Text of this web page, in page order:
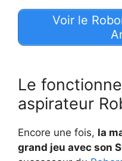
Voir le
Le
aspirateur
Encore une fois, la
grand jeu avec son